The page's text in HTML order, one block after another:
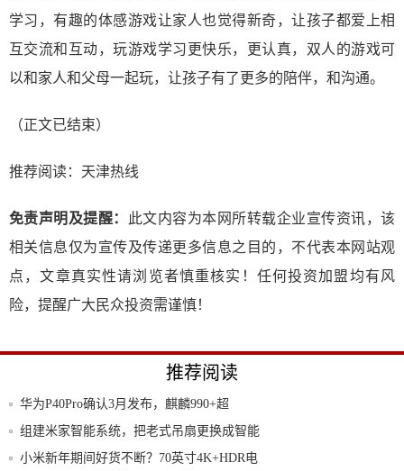
学习，有趣的体感游戏让家人也觉得新奇，让孩子都爱上相
互交流和互动，玩游戏学习更快乐，更认真，双人的游戏可
以和家人和父母一起玩，让孩子有了更多的陪伴，和沟通。
（正文已结束）
推荐阅读： 天津热线
免责声明及提醒：
此文内容为本网所转载企业宣传资讯，该
相关信息仅为宣传及传递更多信息之目的，不代表本网站观
点，文章真实性请浏览者慎重核实！任何投资加盟均有风
险，提醒广大民众投资需谨慎！
推荐阅读
华为P40Pro确认3月发布，麒麟990+超
组建米家智能系统，把老式吊扇更换成智能
风扇灯
小米新年期间好货不断？70英寸4K+HDR电